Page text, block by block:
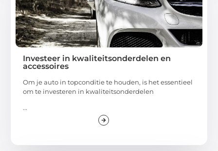
Investeer in kwaliteitsonderdelen en
accessoires
Om je auto in topconditie te houden, is het essentieel
om te investeren in kwaliteitsonderdelen
...